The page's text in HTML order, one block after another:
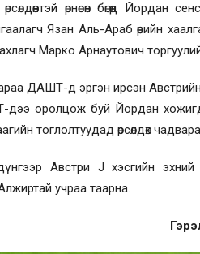
өрнөсөн бөгөөд
Язан Аль-Араб өөрийн
Марко Арнаутович
ДАШТ-д эргэн ирсэн
оролцож буй Йордан
тоглолтуудад өрсөлдөх
Австри J хэсгийн
учраа таарна.